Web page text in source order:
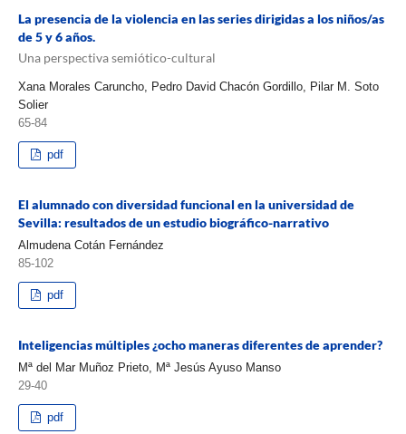
La presencia de la violencia en las series dirigidas a los niños/as
de 5 y 6 años.
Una perspectiva semiótico-cultural
Xana Morales Caruncho, Pedro David Chacón Gordillo, Pilar M. Soto
Solier
65-84
pdf
El alumnado con diversidad funcional en la universidad de
Sevilla: resultados de un estudio biográfico-narrativo
Almudena Cotán Fernández
85-102
pdf
Inteligencias múltiples ¿ocho maneras diferentes de aprender?
Mª del Mar Muñoz Prieto, Mª Jesús Ayuso Manso
29-40
pdf